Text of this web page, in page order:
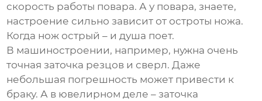
скорость работы повара. А у повара, знаете,
настроение сильно зависит от остроты ножа.
Когда нож острый – и душа поет.
В машиностроении, например, нужна очень
точная заточка резцов и сверл. Даже
небольшая погрешность может привести к
браку. А в ювелирном деле – заточка